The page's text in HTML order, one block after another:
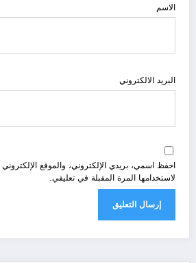
الاسم
البريد الالكتروني
احفظ اسمي، بريدي الإلكتروني، والموقع
لاستخدامها المرة المقبلة في تعليقي.